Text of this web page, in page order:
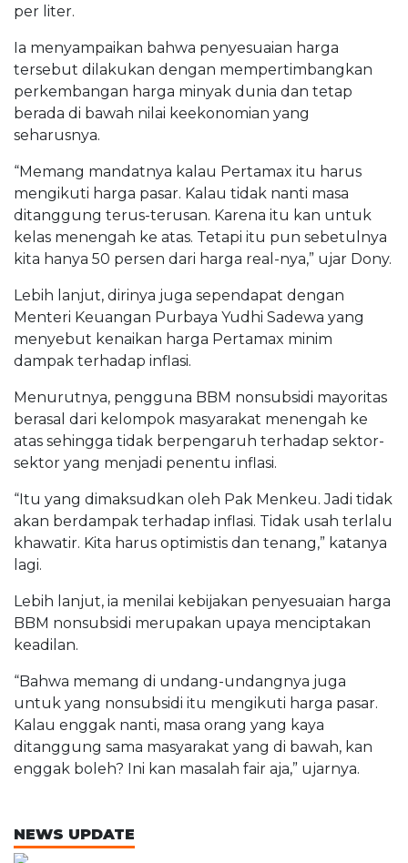
per liter.
Ia menyampaikan bahwa penyesuaian harga
tersebut dilakukan dengan mempertimbangkan
perkembangan harga minyak dunia dan tetap
berada di bawah nilai keekonomian yang
seharusnya.
​​​​​“Memang mandatnya kalau Pertamax itu harus
mengikuti harga pasar. Kalau tidak nanti masa
ditanggung terus-terusan. Karena itu kan untuk
kelas menengah ke atas. Tetapi itu pun sebetulnya
kita hanya 50 persen dari harga real-nya,” ujar Dony.
Lebih lanjut, dirinya juga sependapat dengan
Menteri Keuangan Purbaya Yudhi Sadewa yang
menyebut kenaikan harga Pertamax minim
dampak terhadap inflasi.
Menurutnya, pengguna BBM nonsubsidi mayoritas
berasal dari kelompok masyarakat menengah ke
atas sehingga tidak berpengaruh terhadap sektor-
sektor yang menjadi penentu inflasi.
“Itu yang dimaksudkan oleh Pak Menkeu. Jadi tidak
akan berdampak terhadap inflasi. Tidak usah terlalu
khawatir. Kita harus optimistis dan tenang,” katanya
lagi.
Lebih lanjut, ia menilai kebijakan penyesuaian harga
BBM nonsubsidi merupakan upaya menciptakan
keadilan.
“Bahwa memang di undang-undangnya juga
untuk yang nonsubsidi itu mengikuti harga pasar.
Kalau enggak nanti, masa orang yang kaya
ditanggung sama masyarakat yang di bawah, kan
enggak boleh? Ini kan masalah fair aja,” ujarnya.
NEWS UPDATE